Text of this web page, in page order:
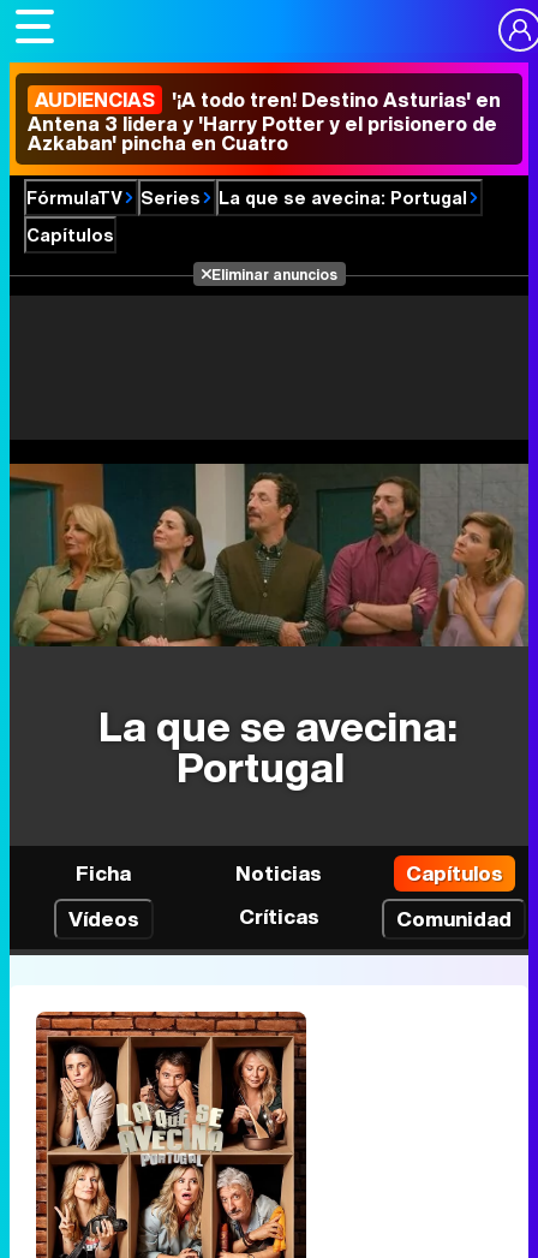
AUDIENCIAS '¡A todo tren! Destino Asturias' en
Antena 3 lidera y 'Harry Potter y el prisionero de
Azkaban' pincha en Cuatro
FórmulaTV Series
La que se avecina: Portugal
Capítulos
Eliminar anuncios
La que se avecina:
Portugal
Ficha Noticias
Capítulos
Vídeos
Críticas Comunidad